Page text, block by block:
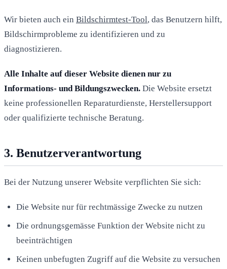
Wir bieten auch ein Bildschirmtest-Tool, das Benutzern hilft,
Bildschirmprobleme zu identifizieren und zu
diagnostizieren.
Alle Inhalte auf dieser Website dienen nur zu
Informations- und Bildungszwecken. Die Website ersetzt
keine professionellen Reparaturdienste, Herstellersupport
oder qualifizierte technische Beratung.
3. Benutzerverantwortung
Bei der Nutzung unserer Website verpflichten Sie sich:
Die Website nur für rechtmässige Zwecke zu nutzen
Die ordnungsgemässe Funktion der Website nicht zu
beeinträchtigen
Keinen unbefugten Zugriff auf die Website zu versuchen